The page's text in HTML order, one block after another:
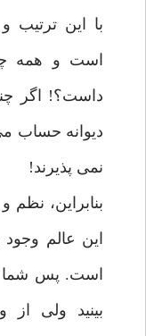
با این
است و همه
داست؟! اگر
دیوانه حساب
نمی پذیرند!
بنابراین، نظم
این عالم
است. پس شما
بینید ولی